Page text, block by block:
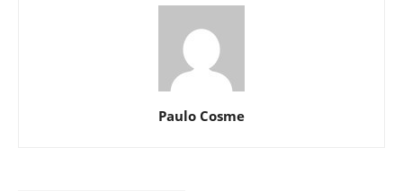
Paulo Cosme